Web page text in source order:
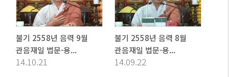
불기 2558년 음력 9월
관음재일 법문-용...
14.10.21
불기 2558년 음력 8월
관음재일 법문-용...
14.09.22